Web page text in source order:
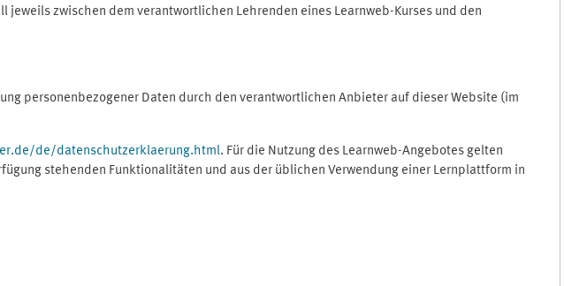
zwischen dem verantwortlichen Lehrenden eines Learnweb-Kurses und den
personenbezogener Daten durch den verantwortlichen Anbieter auf dieser Website (im
de/datenschutzerklaerung.html. Für die Nutzung des Learnweb-Angebotes gelten
stehenden Funktionalitäten und aus der üblichen Verwendung einer Lernplattform in